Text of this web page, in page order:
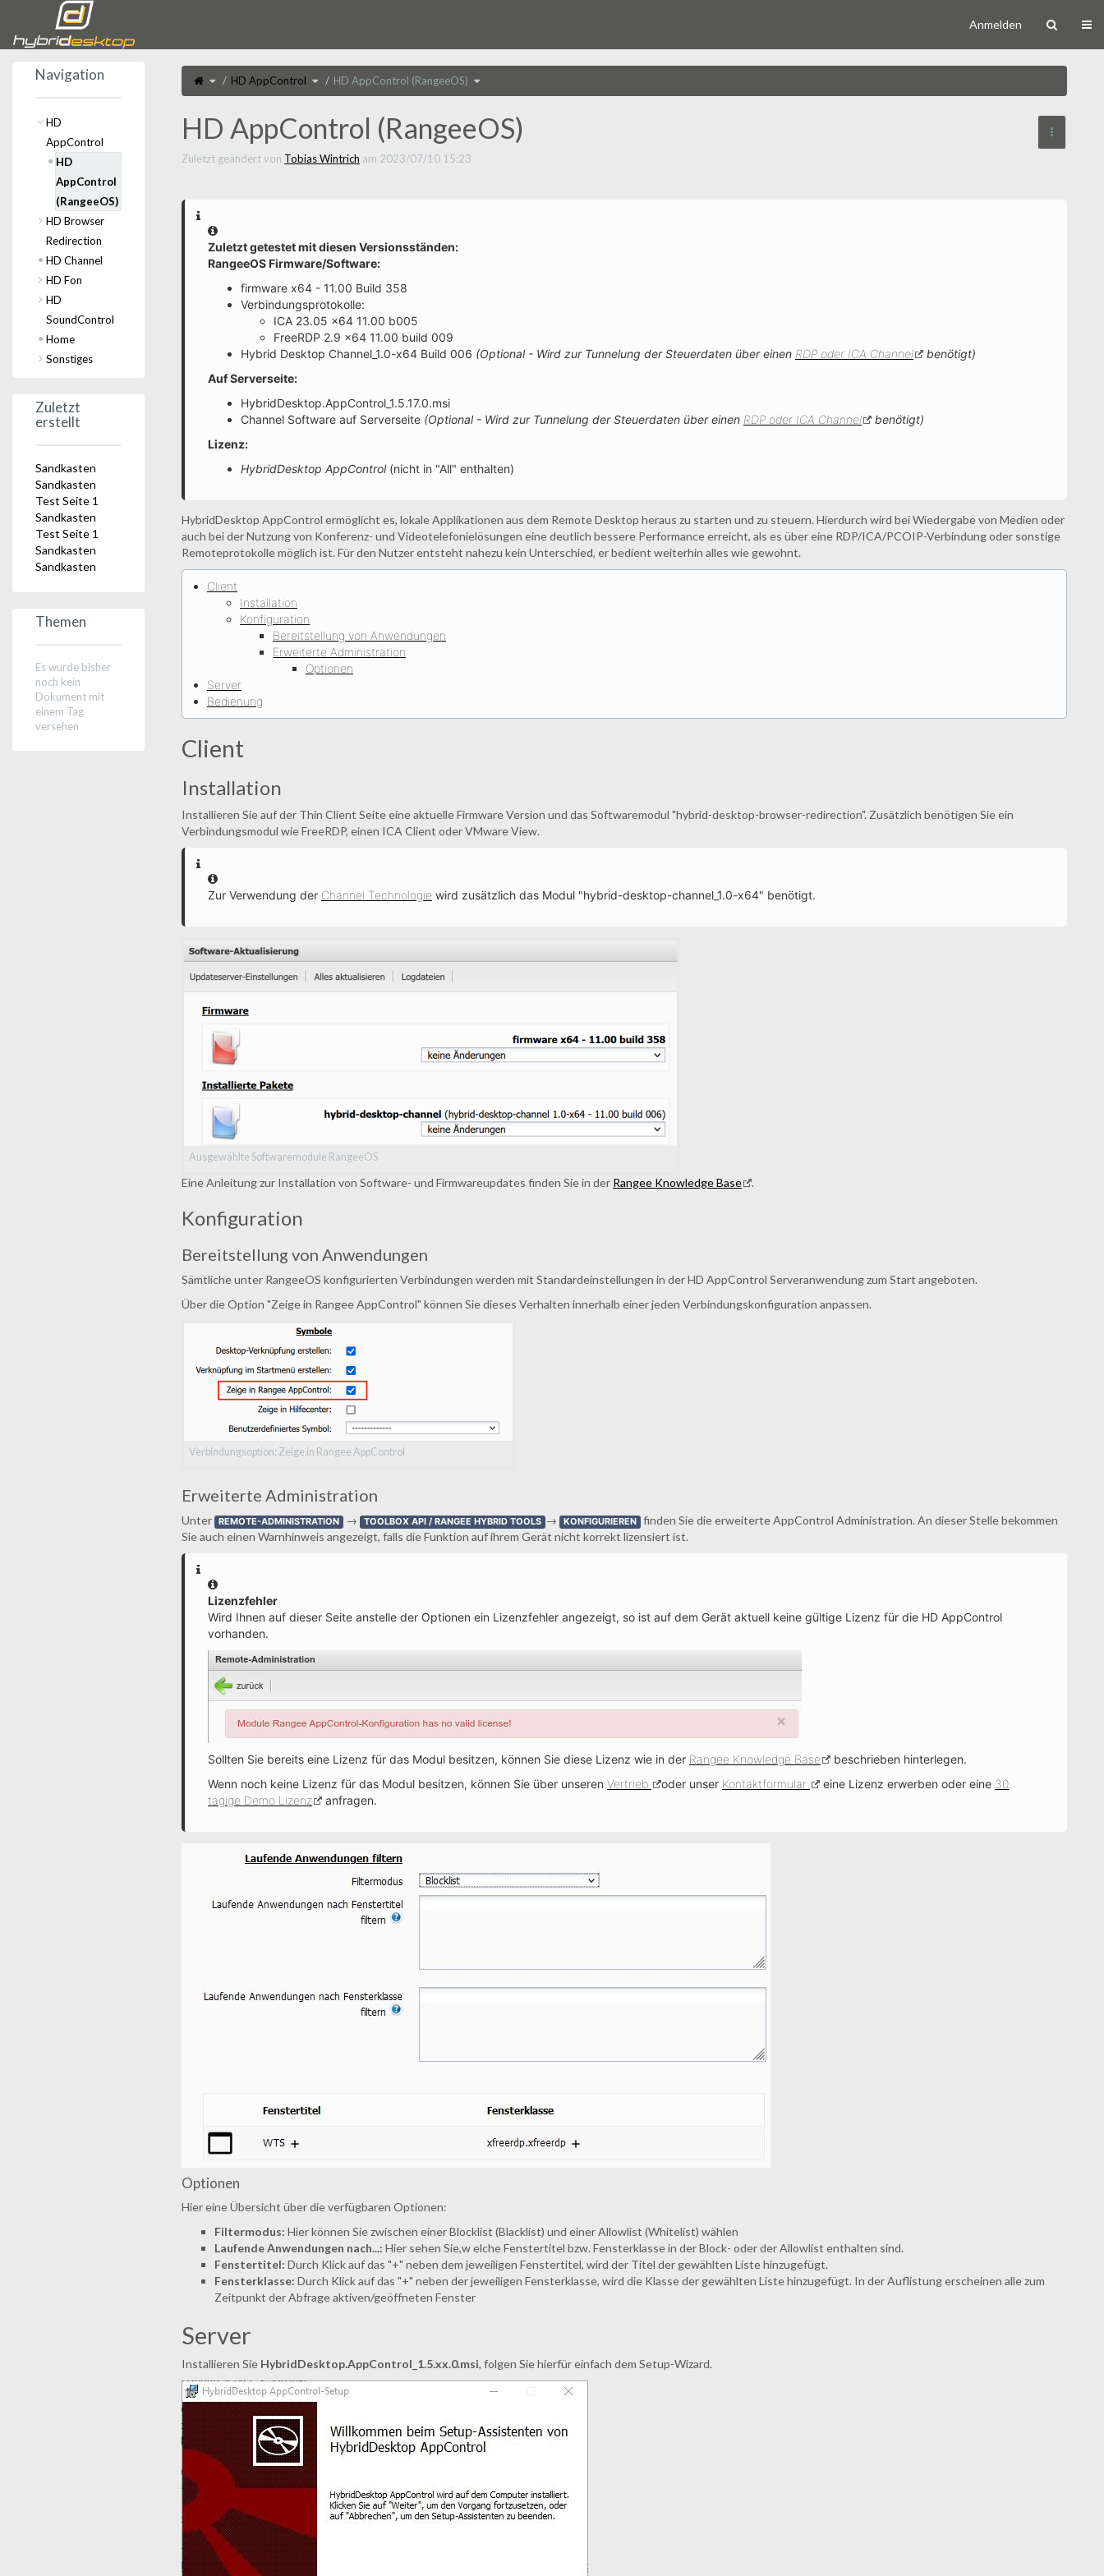
Startseite
Anmelden
Schalte
den
übergeordneten
Baum
von
(RangeeOS)
um.
HD AppControl Schalte
den
Verzeichnisbaum
unter
HD
HD AppControl (RangeeOS) Schalte
den
unter
HD
um.
HD AppControl (RangeeOS)
Zuletzt geändert von Tobias Wintrich am 2023/07/10 15:23
Weitere
Information
Zuletzt getestet mit diesen Versionsständen:
RangeeOS Firmware/Software:
firmware x64 - 11.00 Build 358
Verbindungsprotokolle:
ICA 23.05 x64 11.00 b005
FreeRDP 2.9 x64 11.00 build 009
Hybrid Desktop Channel_1.0-x64 Build 006 (Optional - Wird zur Tunnelung der Steuerdaten über einen RDP oder ICA Channel
benötigt)
Auf Serverseite:
HybridDesktop.AppControl_1.5.17.0.msi
Channel Software auf Serverseite (Optional - Wird zur Tunnelung der Steuerdaten über einen RDP oder ICA Channel
benötigt)
Lizenz:
HybridDesktop AppControl (nicht in "All" enthalten)
HybridDesktop AppControl ermöglicht es, lokale Applikationen aus dem Remote Desktop heraus zu starten und zu steuern. Hierdurch wird bei Wiedergabe von Medien oder
auch bei der Nutzung von Konferenz- und Videotelefonielösungen eine deutlich bessere Performance erreicht, als es über eine RDP/ICA/PCOIP-Verbindung oder sonstige
Remoteprotokolle möglich ist. Für den Nutzer entsteht nahezu kein Unterschied, er bedient weiterhin alles wie gewohnt.
Client
Installation
Konfiguration
Bereitstellung von Anwendungen
Erweiterte Administration
Optionen
Server
Bedienung
Client
Installation
Installieren Sie auf der Thin Client Seite eine aktuelle Firmware Version und das Softwaremodul "hybrid-desktop-browser-redirection". Zusätzlich benötigen Sie ein
Verbindungsmodul wie FreeRDP, einen ICA Client oder VMware View.
Information
Zur Verwendung der Channel Technologie wird zusätzlich das Modul "hybrid-desktop-channel_1.0-x64" benötigt.
Ausgewählte Softwaremodule RangeeOS
Eine Anleitung zur Installation von Software- und Firmwareupdates finden Sie in der Rangee Knowledge Base .
Konfiguration
Bereitstellung von Anwendungen
Sämtliche unter RangeeOS konfigurierten Verbindungen werden mit Standardeinstellungen in der HD AppControl Serveranwendung zum Start angeboten.
Über die Option "Zeige in Rangee AppControl" können Sie dieses Verhalten innerhalb einer jeden Verbindungskonfiguration anpassen.
Verbindungsoption: Zeige in Rangee AppControl
Erweiterte Administration
Unter REMOTE-ADMINISTRATION → TOOLBOX API / RANGEE HYBRID TOOLS → KONFIGURIEREN finden Sie die erweiterte AppControl Administration. An dieser Stelle bekommen
Sie auch einen Warnhinweis angezeigt, falls die Funktion auf ihrem Gerät nicht korrekt lizensiert ist.
Information
Lizenzfehler
Wird Ihnen auf dieser Seite anstelle der Optionen ein Lizenzfehler angezeigt, so ist auf dem Gerät aktuell keine gültige Lizenz für die HD AppControl
vorhanden.
Sollten Sie bereits eine Lizenz für das Modul besitzen, können Sie diese Lizenz wie in der Rangee Knowledge Base
beschrieben hinterlegen.
Wenn noch keine Lizenz für das Modul besitzen, können Sie über unseren Vertrieb oder unser Kontaktformular eine Lizenz erwerben oder eine 30
tägige Demo Lizenz
anfragen.
Optionen
Hier eine Übersicht über die verfügbaren Optionen:
Filtermodus: Hier können Sie zwischen einer Blocklist (Blacklist) und einer Allowlist (Whitelist) wählen
Laufende Anwendungen nach...: Hier sehen Sie,w elche Fenstertitel bzw. Fensterklasse in der Block- oder der Allowlist enthalten sind.
Fenstertitel: Durch Klick auf das "+" neben dem jeweiligen Fenstertitel, wird der Titel der gewählten Liste hinzugefügt.
Fensterklasse: Durch Klick auf das "+" neben der jeweiligen Fensterklasse, wird die Klasse der gewählten Liste hinzugefügt. In der Auflistung erscheinen alle zum
Zeitpunkt der Abfrage aktiven/geöffneten Fenster
Server
Installieren Sie HybridDesktop.AppControl_1.5.xx.0.msi, folgen Sie hierfür einfach dem Setup-Wizard.
Navigation
HD
AppControl
HD
AppControl
(RangeeOS)
HD Browser
Redirection
HD Channel
HD Fon
HD
SoundControl
Home
Sonstiges
Zuletzt
erstellt
Sandkasten
Sandkasten
Test Seite 1
Sandkasten
Test Seite 1
Sandkasten
Sandkasten
Themen
Es wurde bisher
noch kein
Dokument mit
einem Tag
versehen